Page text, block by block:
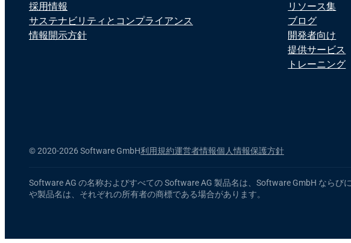
採用情報
サステナビリティとコンプライアンス
情報開示方針
リソース集
ブログ
開発者向け
提供サービス
トレーニング
©2020-2026 Software GmbH利用規約運営者情報個人情報保護方針
Software AG の名称およびすべての Software AG 製品名は、Software GmbH なら
や製品名は、それぞれの所有者の商標である場合があります。